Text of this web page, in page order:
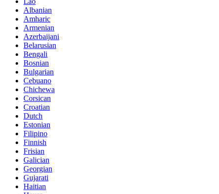
Albanian
Amharic
Armenian
Azerbaijani
Belarusian
Bengali
Bosnian
Bulgarian
Cebuano
Chichewa
Corsican
Croatian
Dutch
Estonian
Filipino
Finnish
Frisian
Galician
Georgian
Gujarati
Haitian